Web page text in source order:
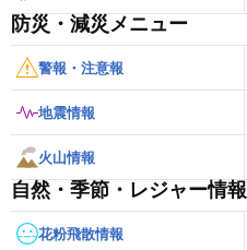
防災・減災メニュー
警報・注意報
地震情報
火山情報
自然・季節・レジャー情報
花粉飛散情報